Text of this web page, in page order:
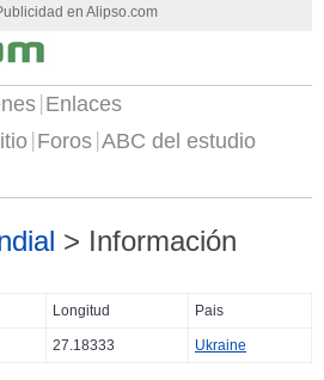
en Alipso.com
Enlaces
Foros ABC del estudio
> Información
Longitud Pais
27.18333 Ukraine